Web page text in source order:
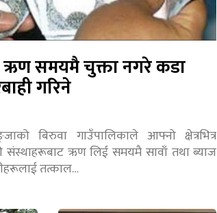
ऋण समयमै चुक्ता नगरे कडा
गरिने
बिरुवा गाउँपालिकाले आफ्नो क्षेत्रभित्र
संस्थाहरूबाट ऋण लिई समयमै सावाँ तथा ब्याज
तत्काल…